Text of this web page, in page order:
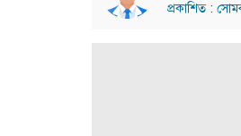
প্রকাশিত :